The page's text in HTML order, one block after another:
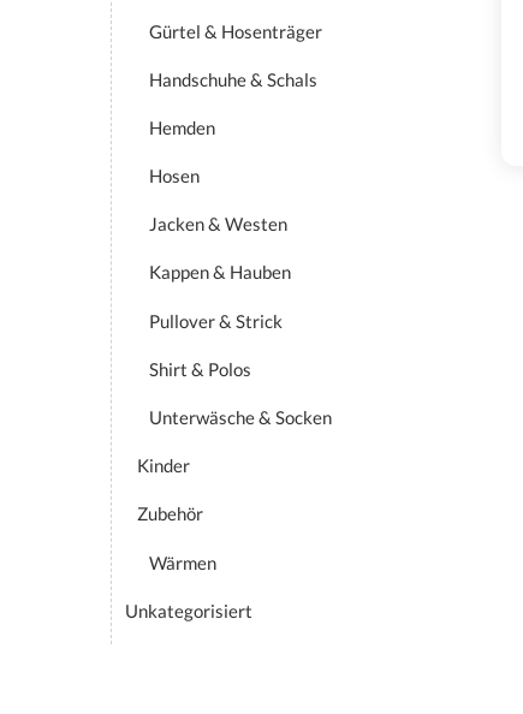
Gürtel & Hosenträger
Handschuhe & Schals
Hemden
Hosen
Jacken & Westen
Kappen & Hauben
Pullover & Strick
Shirt & Polos
Unterwäsche & Socken
Kinder
Zubehör
Wärmen
Unkategorisiert